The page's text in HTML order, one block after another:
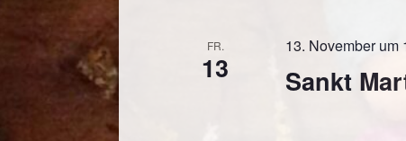
FR.
13 Sankt
13. November um